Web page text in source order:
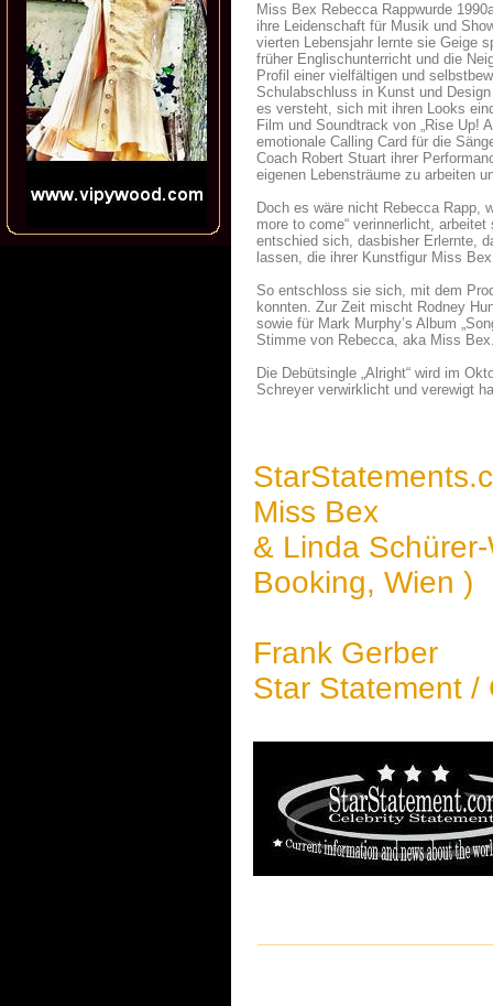
Miss Bex Rebecca Rappwurde
ihre Leidenschaft für Musik und
vierten Lebensjahr lernte sie Geige
früher Englischunterricht und die
Profil einer vielfältigen und
Schulabschluss in Kunst und
es versteht, sich mit ihren Looks
Film und Soundtrack von „Rise Up!
emotionale Calling Card für die
Coach Robert Stuart ihrer
eigenen Lebensträume zu arbeiten
Doch es wäre nicht Rebecca Rapp,
more to come“ verinnerlicht,
entschied sich, dasbisher Erlernte,
lassen, die ihrer Kunstfigur Miss
So entschloss sie sich, mit dem
konnten. Zur Zeit mischt Rodney
sowie für Mark Murphy’s Album
Stimme von Rebecca, aka Miss
Die Debütsingle „Alright“ wird im
Schreyer verwirklicht und verewigt
Miss Bex
& Linda
Booking, Wien )
Frank Gerber
Star Statement /